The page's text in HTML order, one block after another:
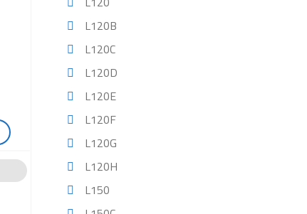
L120B
L120C
L120D
L120E
L120F
L120G
L120H
L150